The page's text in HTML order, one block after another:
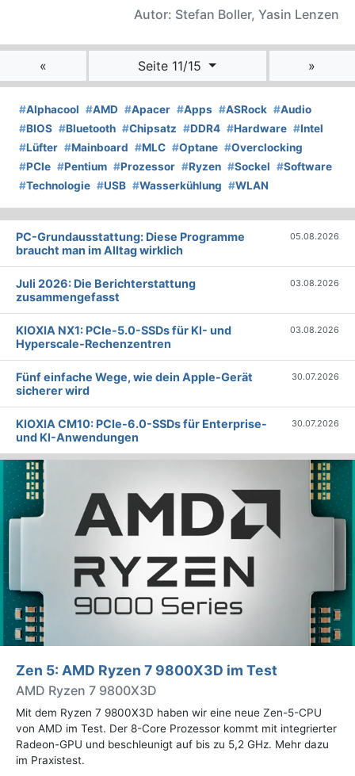
Autor: Stefan Boller, Yasin Lenzen
« Seite 11/15 »
#Alphacool #AMD #Apacer #Apps #ASRock #Audio
#BIOS #Bluetooth #Chipsatz #DDR4 #Hardware #Intel
#Lüfter #Mainboard #MLC #Optane #Overclocking
#PCIe #Pentium #Prozessor #Ryzen #Sockel #Software
#Technologie #USB #Wasserkühlung #WLAN
PC-Grundausstattung: Diese Programme
braucht man im Alltag wirklich
05.08.2026
Juli 2026: Die Bericht­erstattung
zusammengefasst
03.08.2026
KIOXIA NX1: PCIe-5.0-SSDs für KI- und
Hyperscale-Rechenzentren
03.08.2026
Fünf einfache Wege, wie dein Apple-Gerät
sicherer wird
30.07.2026
KIOXIA CM10: PCIe-6.0-SSDs für Enterprise-
und KI-Anwendungen
30.07.2026
Zen 5: AMD Ryzen 7 9800X3D im Test
AMD Ryzen 7 9800X3D
Mit dem Ryzen 7 9800X3D haben wir eine neue Zen-5-CPU
von AMD im Test. Der 8-Core Prozessor kommt mit integrierter
Radeon-GPU und beschleunigt auf bis zu 5,2 GHz. Mehr dazu
im Praxistest.